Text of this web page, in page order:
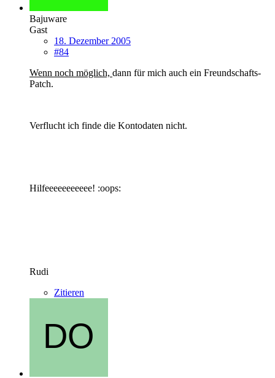
Bajuware
Gast
18. Dezember 2005
#84
Wenn noch möglich, dann für mich auch ein Freundschafts-
Patch.
Verflucht ich finde die Kontodaten nicht.
Hilfeeeeeeeeeee! :oops:
Rudi
Zitieren